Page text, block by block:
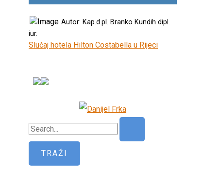
Autor: Kap.d.pl. Branko Kundih dipl.
iur.
Slučaj hotela Hilton Costabella u Rijeci
P
r